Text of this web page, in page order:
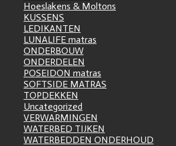
Hoeslakens & Moltons
KUSSENS
LEDIKANTEN
LUNALIFE matras
ONDERBOUW
ONDERDELEN
POSEIDON matras
SOFTSIDE MATRAS
TOPDEKKEN
Uncategorized
VERWARMINGEN
WATERBED TIJKEN
WATERBEDDEN ONDERHOUD